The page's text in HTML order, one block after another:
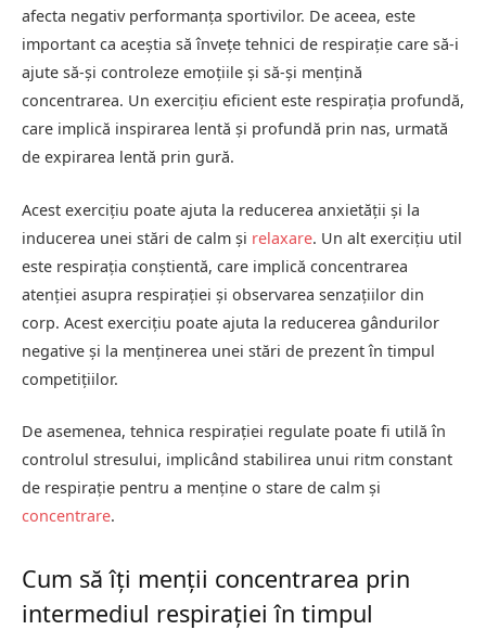
afecta negativ performanța sportivilor. De aceea, este
important ca aceștia să învețe tehnici de respirație care să-i
ajute să-și controleze emoțiile și să-și mențină
concentrarea. Un exercițiu eficient este respirația profundă,
care implică inspirarea lentă și profundă prin nas, urmată
de expirarea lentă prin gură.
Acest exercițiu poate ajuta la reducerea anxietății și la
inducerea unei stări de calm și relaxare. Un alt exercițiu util
este respirația conștientă, care implică concentrarea
atenției asupra respirației și observarea senzațiilor din
corp. Acest exercițiu poate ajuta la reducerea gândurilor
negative și la menținerea unei stări de prezent în timpul
competițiilor.
De asemenea, tehnica respirației regulate poate fi utilă în
controlul stresului, implicând stabilirea unui ritm constant
de respirație pentru a menține o stare de calm și
concentrare.
Cum să îți menții concentrarea prin
intermediul respirației în timpul